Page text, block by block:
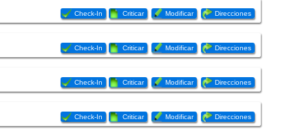
Check-In Criticar Modificar Direcciones
Check-In Criticar Modificar Direcciones
Check-In Criticar Modificar Direcciones
Check-In Criticar Modificar Direcciones